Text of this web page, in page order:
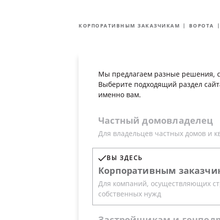
Мы предлагаем разные решения,
Выберите подходящий раздел
именно вам.
Частный домовладелец
Для владельцев частных домов и
ВЫ ЗДЕСЬ
Корпоративным
Для компаний, осуществляющих
собственных нужд
КОРПОРАТИВНЫМ ЗАКАЗЧИКАМ ВОРОТА
Выберите ворота, для которых
Серия ProPlus Серия
Комплекс решений
Опции и аксессуары для ворот
дополнительных функций: